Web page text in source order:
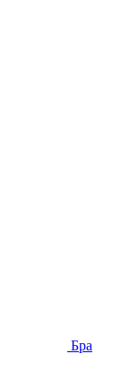
Бра